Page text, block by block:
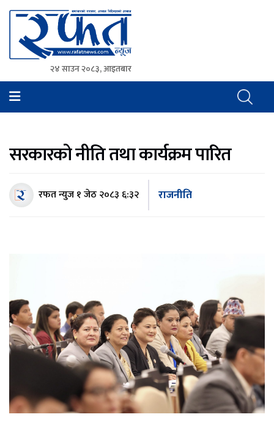
Rafat News
समाचारको रफ्तार, आवाज बिहिनहरुको आवाज
२४ साउन २०८३, आइतबार
सरकारको नीति तथा कार्यक्रम पारित
रफत न्युज१ जेठ २०८३ ६:३२ राजनीति